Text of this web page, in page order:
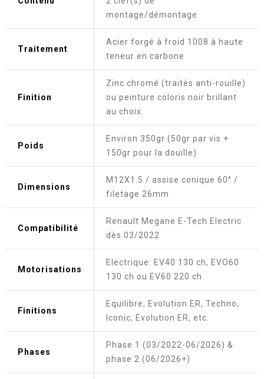
montage/démontage
Traitement
Acier forgé à froid 1008 à haute
teneur en carbone
Finition
Zinc chromé (traités anti-rouille)
ou peinture coloris noir brillant
au choix
Poids
Environ 350gr (50gr par vis +
150gr pour la douille)
Dimensions
M12X1.5 / assise conique 60° /
filetage 26mm
Compatibilité
Renault Megane E-Tech Electric
dès 03/2022
Motorisations
Electrique: EV40 130 ch, EVO60
130 ch ou EV60 220 ch
Finitions
Equilibre, Evolution ER, Techno,
Iconic, Evolution ER, etc.
Phases
Phase 1 (03/2022-06/2026) &
phase 2 (06/2026+)